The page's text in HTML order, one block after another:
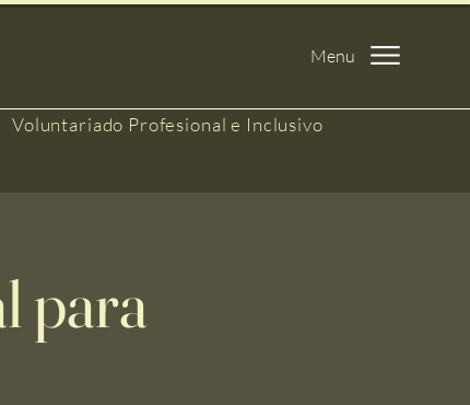
Menu
Voluntariado Profesional e Inclusivo
para